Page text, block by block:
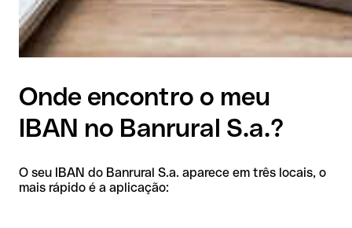
Onde encontro o meu
IBAN no Banrural S.a.?
O seu IBAN do Banrural S.a. aparece em três locais, o
mais rápido é a aplicação: